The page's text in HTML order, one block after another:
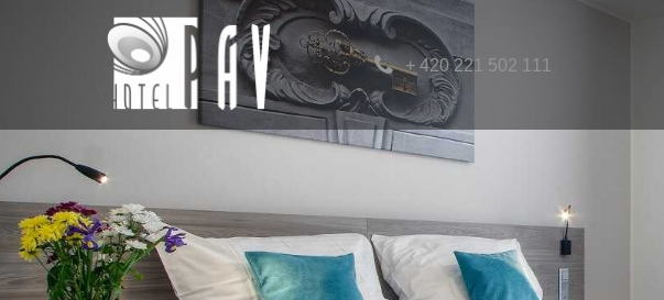
+ 420 221 502 111